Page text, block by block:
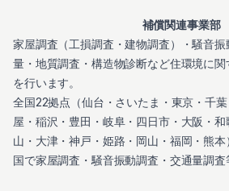
補償関連事業部
家屋調査（工損調査・建物調査）
・騒音振
量・ 地質調査 ・ 構造物診断など住環境に
を行います。
全国22拠点（仙台・さいたま・東京・千
屋・稲沢・豊田・岐阜・四日市・大阪・
山・大津・神戸・姫路・岡山・福岡・熊
国で家屋調査・騒音振動調査・交通量調査